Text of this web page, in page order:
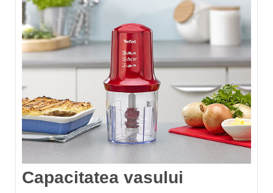
Capacitatea vasului